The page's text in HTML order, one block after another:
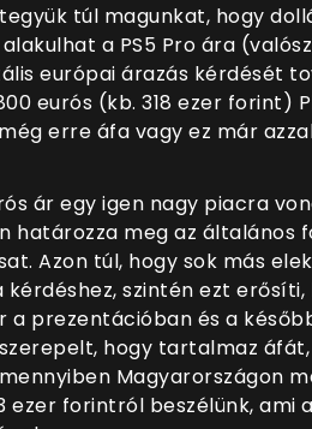
túl magunkat, hogy
a PS5 Pro ára
európai árazás kérdését
eurós (kb. 318 ezer forint)
erre áfa vagy ez már
ár egy igen nagy piacra
határozza meg az általános
Azon túl, hogy sok más
kérdéshez, szintén ezt
a prezentációban és a
hogy tartalmaz
Magyarországon
ezer forintról beszélünk, ami